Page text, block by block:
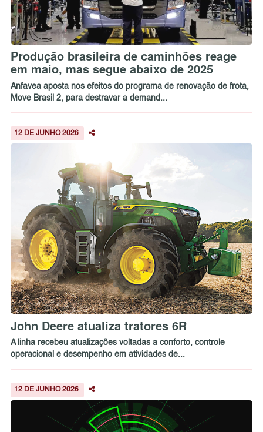
Produção brasileira de caminhões reage
em maio, mas segue abaixo de 2025
Anfavea aposta nos efeitos do programa de renovação de frota,
Move Brasil 2, para destravar a demand...
12 DE JUNHO 2026
John Deere atualiza tratores 6R
A linha recebeu atualizações voltadas a conforto, controle
operacional e desempenho em atividades de...
12 DE JUNHO 2026